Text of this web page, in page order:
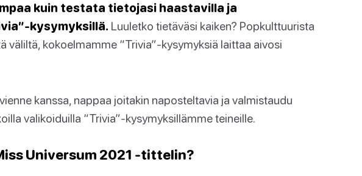
kuin testata tietojasi haastavilla ja
kysymyksillä. Luuletko tietäväsi kaiken? Popkulttuurista
väliltä, kokoelmamme “Trivia”-kysymyksiä laittaa aivosi
kanssa, nappaa joitakin naposteltavia ja valmistaudu
valikoiduilla “Trivia”-kysymyksillämme teineille.
Universum 2021 -tittelin?